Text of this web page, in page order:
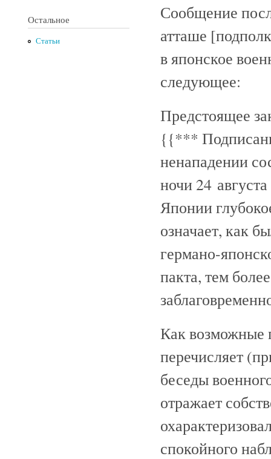
Остальное
Статьи
Сообщение
атташе
в японское
следующее:
Предстоящее
{{***
ненападении
ночи 24
Японии
означает, как
германо-
пакта, тем
Как возможные
перечисляет
беседы
отражает
спокойного